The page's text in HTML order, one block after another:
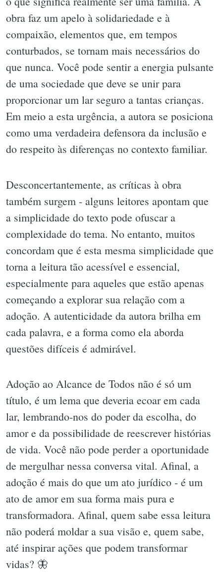
obra faz um apelo à solidariedade e à
compaixão, elementos que, em tempos
conturbados, se tornam mais necessários do
que nunca. Você pode sentir a energia pulsante
de uma sociedade que deve se unir para
proporcionar um lar seguro a tantas crianças.
Em meio a esta urgência, a autora se posiciona
como uma verdadeira defensora da inclusão e
do respeito às diferenças no contexto familiar.
Desconcertantemente, as críticas à obra
também surgem - alguns leitores apontam que
a simplicidade do texto pode ofuscar a
complexidade do tema. No entanto, muitos
concordam que é esta mesma simplicidade que
torna a leitura tão acessível e essencial,
especialmente para aqueles que estão apenas
começando a explorar sua relação com a
adoção. A autenticidade da autora brilha em
cada palavra, e a forma como ela aborda
questões difíceis é admirável.
Adoção ao Alcance de Todos não é só um
título, é um lema que deveria ecoar em cada
lar, lembrando-nos do poder da escolha, do
amor e da possibilidade de reescrever histórias
de vida. Você não pode perder a oportunidade
de mergulhar nessa conversa vital. Afinal, a
adoção é mais do que um ato jurídico - é um
ato de amor em sua forma mais pura e
transformadora. Afinal, quem sabe essa leitura
não poderá moldar a sua visão e, quem sabe,
até inspirar ações que podem transformar
vidas? 🦋